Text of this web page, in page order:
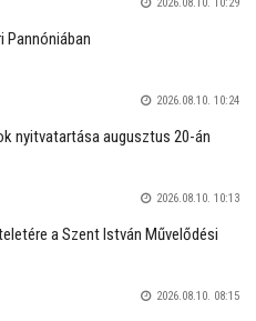
2026.08.10. 10:29
Pannóniában
2026.08.10. 10:24
nyitvatartása augusztus 20-án
2026.08.10. 10:13
a Szent István Művelődési
2026.08.10. 08:15